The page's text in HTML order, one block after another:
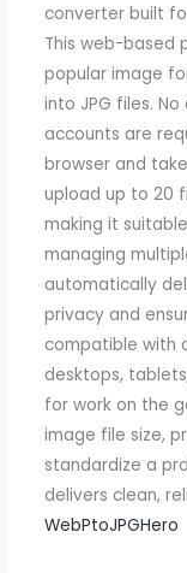
converter built
This web-based
popular image
into JPG files.
accounts are
browser and
upload up to 20
making it
managing
automatically
privacy and
compatible with
desktops,
for work on the
image file size,
standardize a
delivers clean,
WebPtoJPGHero